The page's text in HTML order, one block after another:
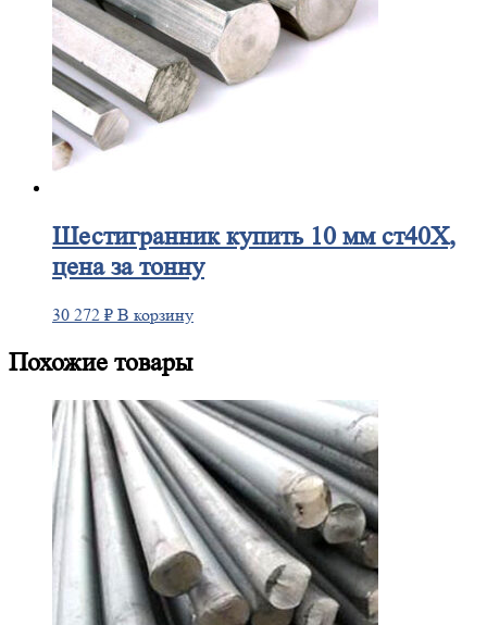
Шестигранниккупить 10 мм ст40Х,
цена за тонну
30 272 ₽ В корзину
Похожие товары